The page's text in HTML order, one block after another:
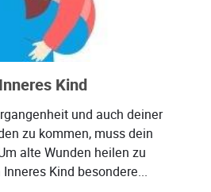
Kind
und auch deiner
zu kommen, muss dein
alte Wunden heilen zu
Kind besondere...